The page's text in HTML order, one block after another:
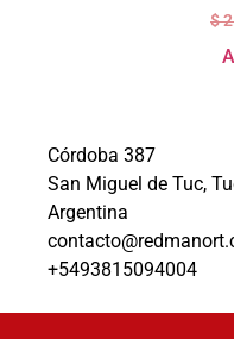
$
Córdoba 387
San Miguel de Tuc,
Argentina
+5493815094004